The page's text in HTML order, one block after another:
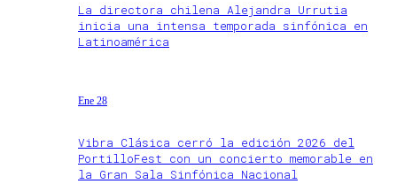
La directora chilena Alejandra Urrutia
inicia una intensa temporada sinfónica en
Latinoamérica
Ene 28
Vibra Clásica cerró la edición 2026 del
PortilloFest con un concierto memorable en
la Gran Sala Sinfónica Nacional